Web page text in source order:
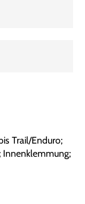
Trail/Enduro;
Innenklemmung;